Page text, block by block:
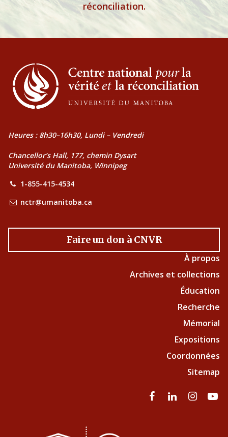
réconciliation.
Heures : 8h30–16h30, Lundi – Vendredi
Chancellor’s Hall, 177, chemin Dysart
Université du Manitoba, Winnipeg
1-855-415-4534
nctr@umanitoba.ca
Faire un don à CNVR
À propos
Archives et collections
Éducation
Recherche
Mémorial
Expositions
Coordonnées
Sitemap